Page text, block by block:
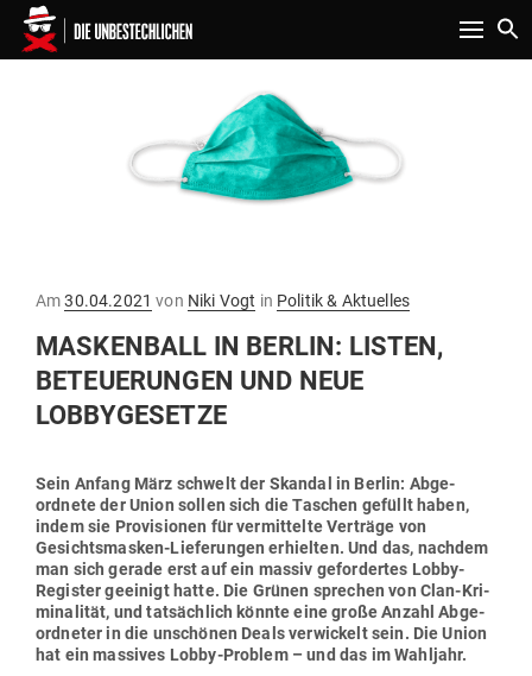
Toggle
AmGepostet
30.04.2021 von Niki Vogt in Politik & Aktuelles
MAS­KENBALL IN BERLIN: LISTEN,
BETEUE­RUNGEN UND NEUE
LOBBYGESETZE
Sein Anfang März schwelt der Skandal in Berlin: Abge­
ordnete der Union sollen sich die Taschen gefüllt haben,
indem sie Pro­vi­sionen für ver­mit­telte Ver­träge von
Gesichts­masken-Lie­fe­rungen erhielten. Und das, nachdem
man sich gerade erst auf ein massiv gefor­dertes Lobby-
Register geeinigt hatte. Die Grünen sprechen von Clan-Kri­
mi­na­lität, und tat­sächlich könnte eine große Anzahl Abge­
ord­neter in die unschönen Deals ver­wi­ckelt sein. Die Union
hat ein mas­sives Lobby-Problem – und das im Wahljahr.